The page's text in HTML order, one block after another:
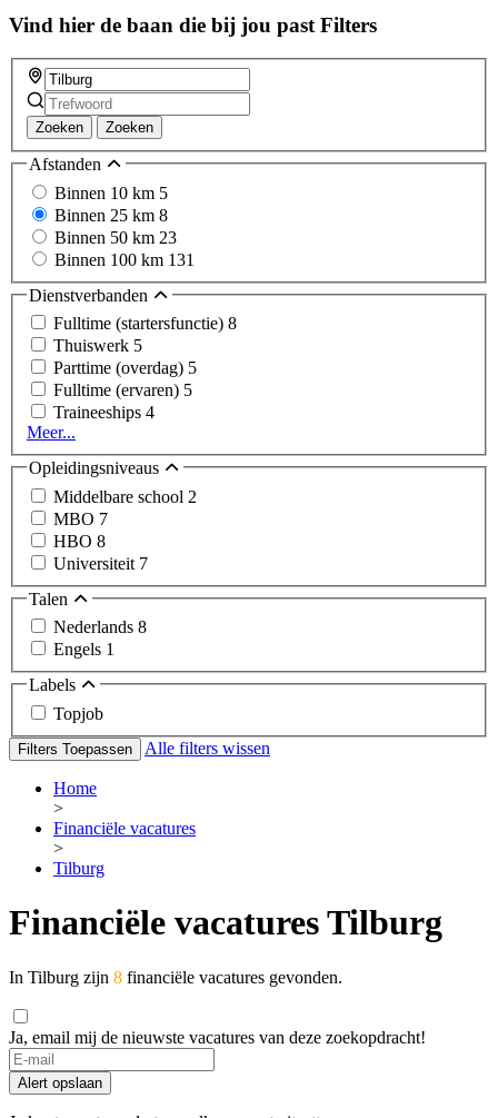
Vind hier de baan die bij jou past Filters
Zoeken Zoeken
Afstanden
Binnen 10 km 5
Binnen 25 km 8
Binnen 50 km 23
Binnen 100 km 131
Dienstverbanden
Fulltime (startersfunctie) 8
Thuiswerk 5
Parttime (overdag) 5
Fulltime (ervaren) 5
Traineeships 4
Meer...
Opleidingsniveaus
Middelbare school 2
MBO 7
HBO 8
Universiteit 7
Talen
Nederlands 8
Engels 1
Labels
Topjob
Filters Toepassen Alle filters wissen
Home
>
Financiële vacatures
>
Tilburg
Financiële vacatures Tilburg
In Tilburg zijn 8 financiële vacatures gevonden.
Ja, email mij de nieuwste vacatures van deze zoekopdracht!
If
you
are
Alert opslaan